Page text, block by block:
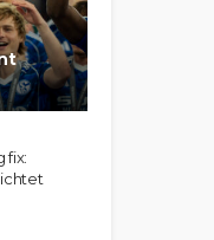
fix: